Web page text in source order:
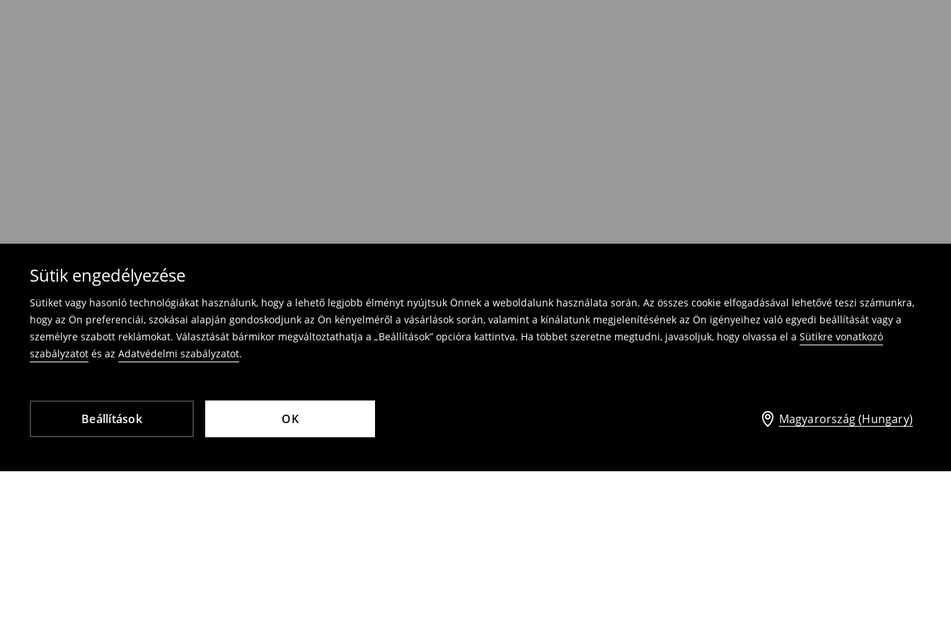
Sütik engedélyezése
Sütiket vagy hasonló technológiákat használunk, hogy a lehető legjobb élményt nyújtsuk Önnek a weboldalunk használata során. Az összes cookie elfogadásával lehetővé teszi számunkra,
hogy az Ön preferenciái, szokásai alapján gondoskodjunk az Ön kényelméről a vásárlások során, valamint a kínálatunk megjelenítésének az Ön igényeihez való egyedi beállítását vagy a
személyre szabott reklámokat. Választását bármikor megváltoztathatja a „Beállítások” opcióra kattintva. Ha többet szeretne megtudni, javasoljuk, hogy olvassa el a Sütikre vonatkozó
szabályzatot és az Adatvédelmi szabályzatot.
Beállítások OK Magyarország (Hungary)
Fürdőruhákat és pizsamákat nem lehet visszavinni üzleteinkbe. Kérjük,
használja az online visszaküldési űrlapot.
Termék visszavétel